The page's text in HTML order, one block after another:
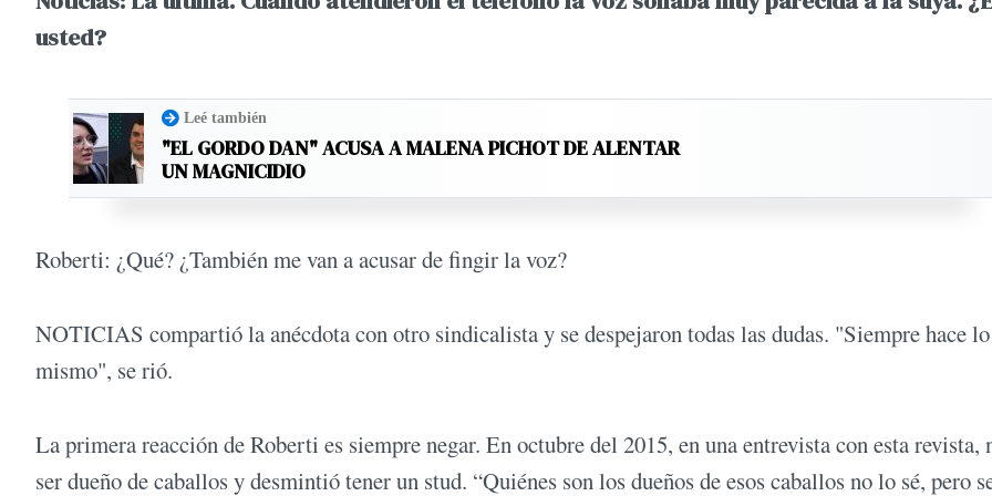
usted?
Leé también
"EL GORDO DAN" ACUSA A MALENA PICHOT DE ALENTAR
UN MAGNICIDIO
Roberti: ¿Qué? ¿También me van a acusar de fingir la voz?
NOTICIAS compartió la anécdota con otro sindicalista y se despejaron todas las dudas. "Siempre hace lo
mismo", se rió.
La primera reacción de Roberti es siempre negar. En octubre del 2015, en una entrevista con esta revista,
ser dueño de caballos y desmintió tener un stud. “Quiénes son los dueños de esos caballos no lo sé, pero